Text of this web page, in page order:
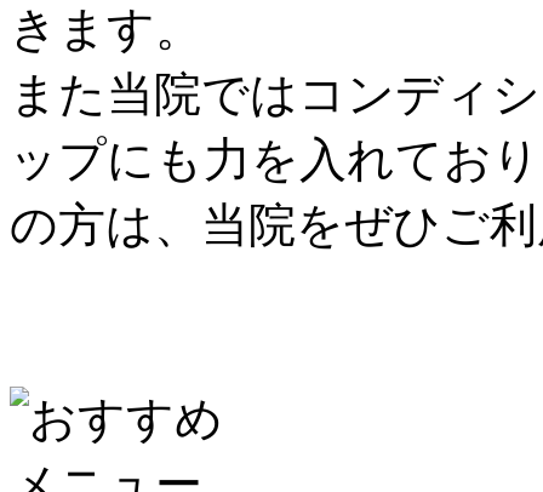
きます。
また当院ではコンディ
ップにも力を入れてお
の方は、当院をぜひご